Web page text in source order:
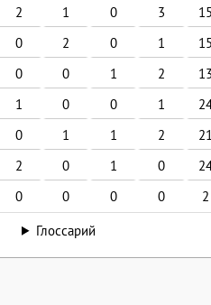
2 1 0 3 15
0 2 0 1 15
0 0 1 2 13
1 0 0 1
0 1 1 2 21
2 0 1 0
0 0 0 0 2
Глоссарий